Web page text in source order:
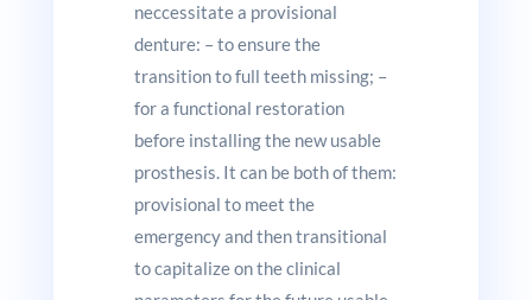
neccessitate a provisional
denture: – to ensure the
transition to full teeth missing; –
for a functional restoration
before installing the new usable
prosthesis. It can be both of them:
provisional to meet the
emergency and then transitional
to capitalize on the clinical